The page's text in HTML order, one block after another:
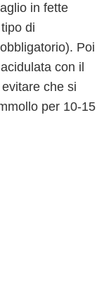
in fette
di
Poi
con il
che si
per 10-15